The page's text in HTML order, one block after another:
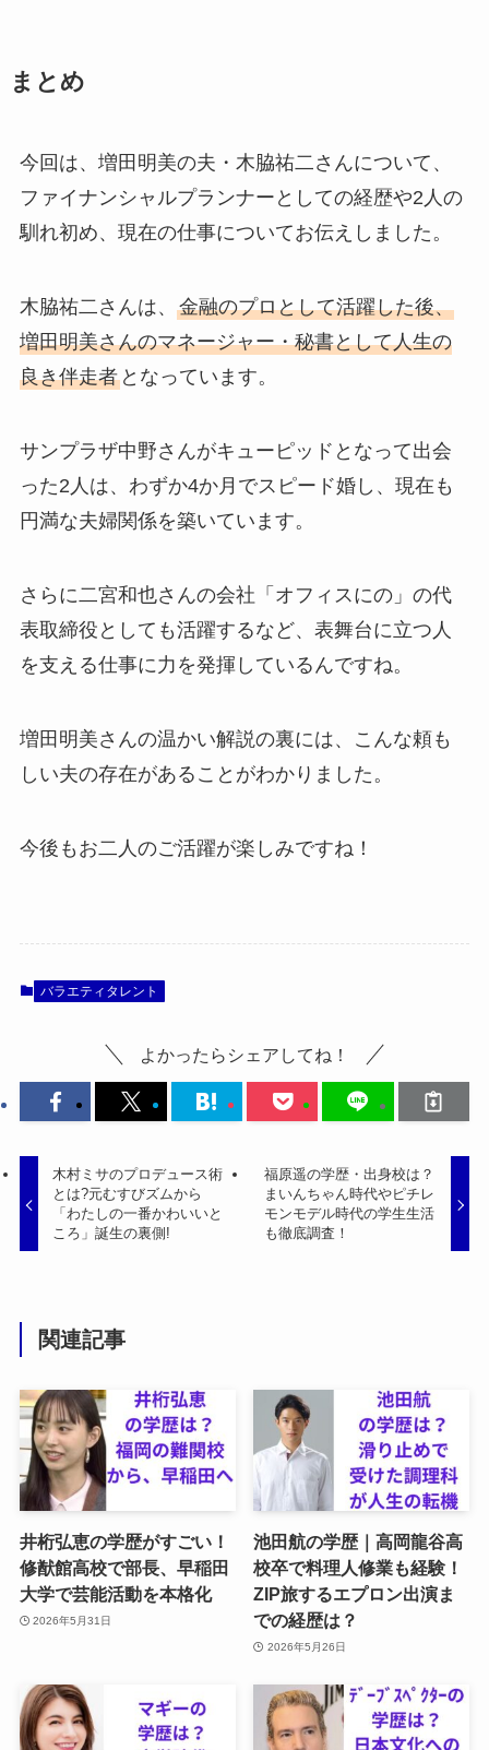
まとめ
今回は、増田明美の夫・木脇祐二さんについて、
ファイナンシャルプランナーとしての経歴や2人の
馴れ初め、現在の仕事についてお伝えしました。
木脇祐二さんは、 金融のプロとして活躍した後、
増田明美さんのマネージャー・秘書として人生の
良き伴走者となっています。
サンプラザ中野さんがキューピッドとなって出会
った2人は、わずか4か月でスピード婚し、現在も
円満な夫婦関係を築いています。
さらに二宮和也さんの会社「オフィスにの」の代
表取締役としても活躍するなど、表舞台に立つ人
を支える仕事に力を発揮しているんですね。
増田明美さんの温かい解説の裏には、こんな頼も
しい夫の存在があることがわかりました。
今後もお二人のご活躍が楽しみですね！
バラエティタレント
よかったらシェアしてね！
木村ミサのプロデュース術
とは?元むすびズムから
「わたしの一番かわいいと
ころ」誕生の裏側!
福原遥の学歴・出身校は？
まいんちゃん時代やピチレ
モンモデル時代の学生生活
も徹底調査！
関連記事
井桁弘恵の学歴がすごい！
修猷館高校で部長、早稲田
大学で芸能活動を本格化
2026年5月31日
池田航の学歴｜高岡龍谷高
校卒で料理人修業も経験！
ZIP旅するエプロン出演ま
での経歴は？
2026年5月26日